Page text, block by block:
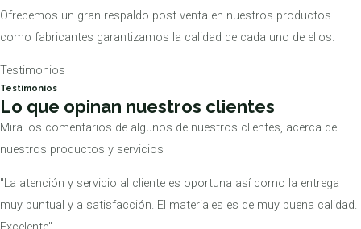
Ofrecemos un gran respaldo post venta en nuestros productos
como fabricantes garantizamos la calidad de cada uno de ellos.
Testimonios
Testimonios
Lo que opinan nuestros clientes
Mira los comentarios de algunos de nuestros clientes, acerca de
nuestros productos y servicios
"La atención y servicio al cliente es oportuna así como la entrega
muy puntual y a satisfacción. El materiales es de muy buena calidad.